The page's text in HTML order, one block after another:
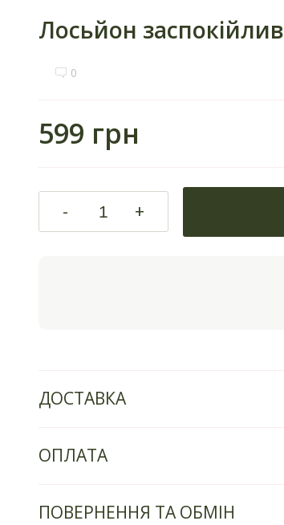
Лосьйон
0
599 грн
- +
ДОСТАВКА
ОПЛАТА
ПОВЕРНЕННЯ ТА ОБМІН